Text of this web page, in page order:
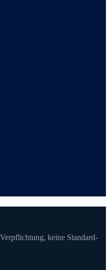
keine Standard-